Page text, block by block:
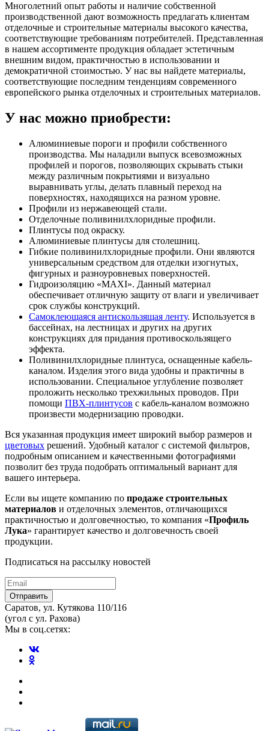
Многолетний опыт работы и наличие собственной
производственной дают возможность предлагать клиентам
отделочные и строительные материалы высокого качества,
соответствующие требованиям потребителей. Представленная
в нашем ассортименте продукция обладает эстетичным
внешним видом, практичностью в использовании и
демократичной стоимостью. У нас вы найдете материалы,
соответствующие последним тенденциям современного
европейского рынка отделочных и строительных материалов.
У нас можно приобрести:
Алюминиевые пороги и профили собственного
производства. Мы наладили выпуск всевозможных
профилей и порогов, позволяющих скрывать стыки
между различным покрытиями и визуально
выравнивать углы, делать плавный переход на
поверхностях, находящихся на разном уровне.
Профили из нержавеющей стали.
Отделочные поливинилхлоридные профили.
Плинтусы под окраску.
Алюминиевые плинтусы для столешниц.
Гибкие поливинилхлоридные профили. Они являются
универсальным средством для отделки изогнутых,
фигурных и разноуровневых поверхностей.
Гидроизоляцию «MAXI». Данный материал
обеспечивает отличную защиту от влаги и увеличивает
срок службы конструкций.
Самоклеющаяся антискользящая ленту. Используется в
бассейнах, на лестницах и других на других
конструкциях для придания противоскользящего
эффекта.
Поливинилхлоридные плинтуса, оснащенные кабель-
каналом. Изделия этого вида удобны и практичны в
использовании. Специальное углубление позволяет
проложить несколько трехжильных проводов. При
помощи ПВХ-плинтусов с кабель-каналом возможно
произвести модернизацию проводки.
Вся указанная продукция имеет широкий выбор размеров и
цветовых решений. Удобный каталог с системой фильтров,
подробным описанием и качественными фотографиями
позволит без труда подобрать оптимальный вариант для
вашего интерьера.
Если вы ищете компанию по продаже строительных
материалов и отделочных элементов, отличающихся
практичностью и долговечностью, то компания «Профиль
Лука» гарантирует качество и долговечность своей
продукции.
Подписаться на рассылку новостей
Отправить
Саратов, ул. Кутякова 110/116
(угол с ул. Рахова)
Мы в соц.сетях: